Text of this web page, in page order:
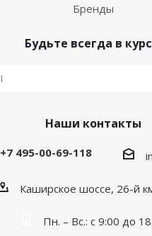
Бренды
Будьте всегда в
Наши контакты
+7 495-00-69-118
Каширское шоссе, 26-й
Пн. – Вс.: с 9:00 до